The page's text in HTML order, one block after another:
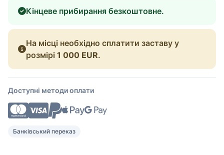
Кінцеве прибирання безкоштовне.
На місці необхідно сплатити заставу у
розмірі 1 000 EUR.
Доступні методи оплати
Банківський переказ